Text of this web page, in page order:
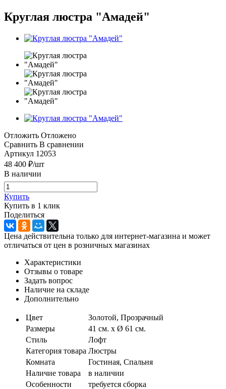
Круглая люстра "Амадей"
Отложить Отложено
Сравнить В сравнении
Артикул 12053
48 400 ₽/шт
В наличии
Купить
Купить в 1 клик
Поделиться
Цена действительна только для интернет-магазина и может
отличаться от цен в розничных магазинах
Характеристики
Отзывы о товаре
Задать вопрос
Наличие на складе
Дополнительно
Цвет
Золотой, Прозрачный
Размеры
41 см. х Ø 61 см.
Стиль
Лофт
Категория товара Люстры
Комната
Гостиная, Спальня
Наличие товара
в наличии
Особенности
требуется сборка